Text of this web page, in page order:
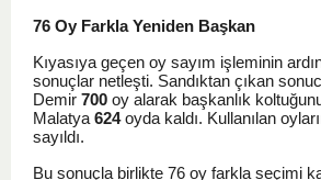
76 Oy Farkla Yeniden Başkan
Kıyasıya geçen oy sayım işleminin
sonuçlar netleşti. Sandıktan çıkan
Demir 700 oy alarak başkanlık
Malatya 624oyda kaldı. Kullanılan
sayıldı.
Bu sonuçla birlikte 76 oy farkla seçimi